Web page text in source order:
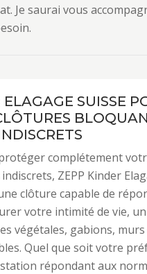
Je saurai vous
SUISSE
complétement
ZEPP Kinder
clôture capable de
votre intimité de vie,
végétales, gabions,
Quel que soit votre
répondant aux